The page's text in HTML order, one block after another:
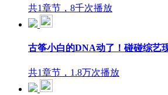
共1章节，8千次播放
古筝小白的DNA动了！碰碰综艺
共1章节，1.8万次播放